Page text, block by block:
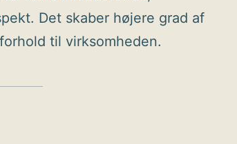
Det skaber højere grad af
til virksomheden.